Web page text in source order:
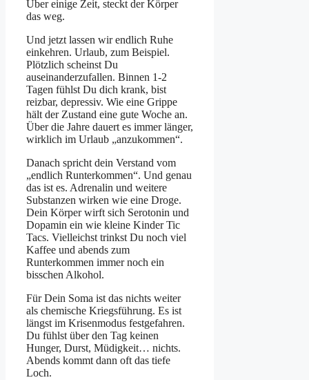
Über einige Zeit, steckt der Körper
das weg.
Und jetzt lassen wir endlich Ruhe
einkehren. Urlaub, zum Beispiel.
Plötzlich scheinst Du
auseinanderzufallen. Binnen 1-2
Tagen fühlst Du dich krank, bist
reizbar, depressiv. Wie eine Grippe
hält der Zustand eine gute Woche an.
Über die Jahre dauert es immer länger,
wirklich im Urlaub „anzukommen“.
Danach spricht dein Verstand vom
„endlich Runterkommen“. Und genau
das ist es. Adrenalin und weitere
Substanzen wirken wie eine Droge.
Dein Körper wirft sich Serotonin und
Dopamin ein wie kleine Kinder Tic
Tacs. Vielleichst trinkst Du noch viel
Kaffee und abends zum
Runterkommen immer noch ein
bisschen Alkohol.
Für Dein Soma ist das nichts weiter
als chemische Kriegsführung. Es ist
längst im Krisenmodus festgefahren.
Du fühlst über den Tag keinen
Hunger, Durst, Müdigkeit… nichts.
Abends kommt dann oft das tiefe
Loch.